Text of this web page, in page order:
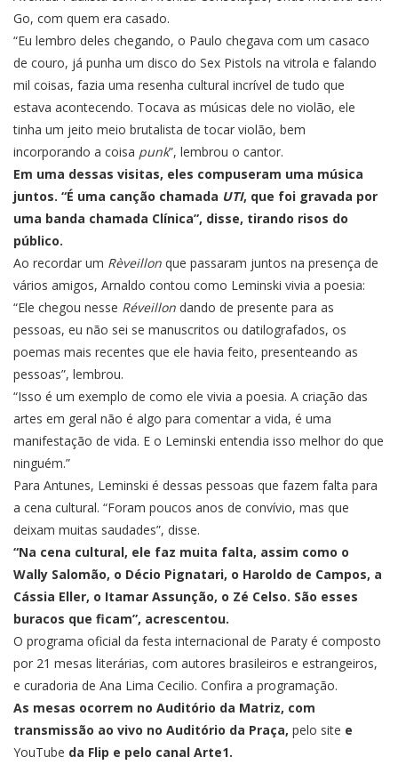
Go, com quem era casado.
“Eu lembro deles chegando, o Paulo chegava com um casaco
de couro, já punha um disco do Sex Pistols na vitrola e falando
mil coisas, fazia uma resenha cultural incrível de tudo que
estava acontecendo. Tocava as músicas dele no violão, ele
tinha um jeito meio brutalista de tocar violão, bem
incorporando a coisa punk”, lembrou o cantor.
Em uma dessas visitas, eles compuseram uma música
juntos. “É uma canção chamada UTI, que foi gravada por
uma banda chamada Clínica”, disse, tirando risos do
público.
Ao recordar um Rèveillon que passaram juntos na presença de
vários amigos, Arnaldo contou como Leminski vivia a poesia:
“Ele chegou nesse Réveillon dando de presente para as
pessoas, eu não sei se manuscritos ou datilografados, os
poemas mais recentes que ele havia feito, presenteando as
pessoas”, lembrou.
“Isso é um exemplo de como ele vivia a poesia. A criação das
artes em geral não é algo para comentar a vida, é uma
manifestação de vida. E o Leminski entendia isso melhor do que
ninguém.”
Para Antunes, Leminski é dessas pessoas que fazem falta para
a cena cultural. “Foram poucos anos de convívio, mas que
deixam muitas saudades”, disse.
“Na cena cultural, ele faz muita falta, assim como o
Wally Salomão, o Décio Pignatari, o Haroldo de Campos, a
Cássia Eller, o Itamar Assunção, o Zé Celso. São esses
buracos que ficam”, acrescentou.
O programa oficial da festa internacional de Paraty é composto
por 21 mesas literárias, com autores brasileiros e estrangeiros,
e curadoria de Ana Lima Cecilio. Confira a programação.
As mesas ocorrem no Auditório da Matriz, com
transmissão ao vivo no Auditório da Praça, pelo site e
YouTube da Flip e pelo canal Arte1.